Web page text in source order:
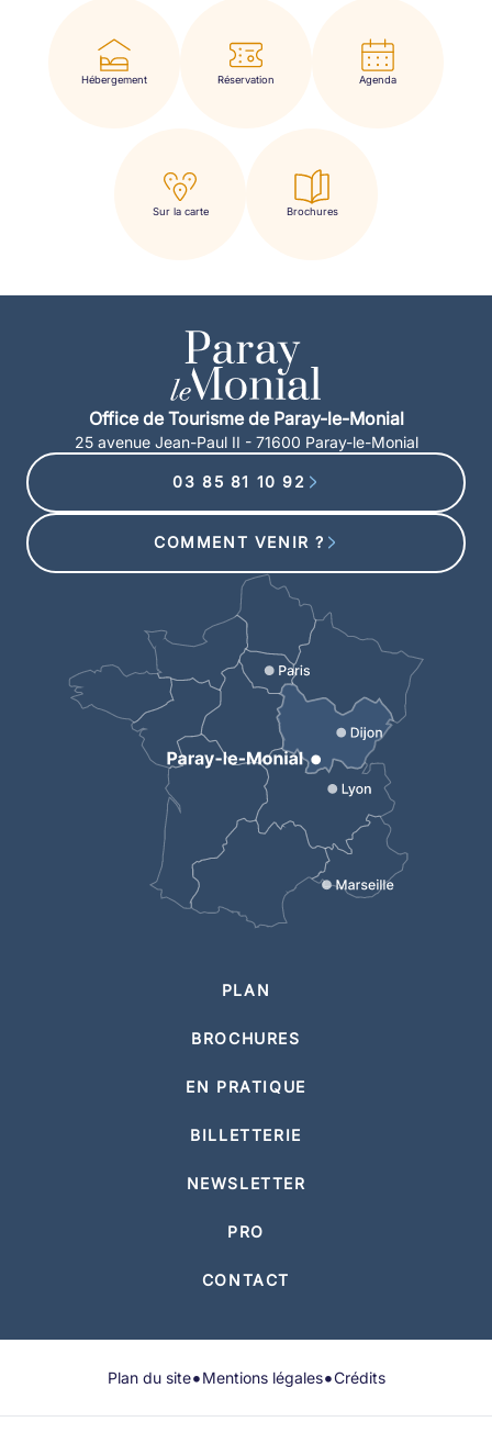
Hébergement Réservation Agenda
Sur la carte Brochures
Office de Tourisme de Paray-le-Monial
25 avenue Jean-Paul II - 71600 Paray-le-Monial
03 85 81 10 92
COMMENT VENIR ?
PLAN
BROCHURES
EN PRATIQUE
BILLETTERIE
NEWSLETTER
PRO
CONTACT
Plan du site•Mentions légales•Crédits